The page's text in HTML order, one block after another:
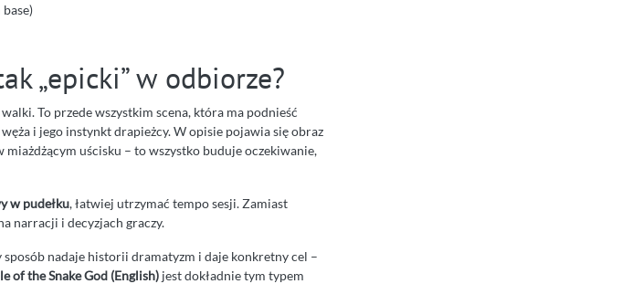
„epicki” w odbiorze?
To przede wszystkim scena, która ma podnieść
i jego instynkt drapieżcy. W opisie pojawia się obraz
uścisku – to wszystko buduje oczekiwanie,
w pudełku, łatwiej utrzymać tempo sesji. Zamiast
narracji i decyzjach graczy.
nadaje historii dramatyzm i daje konkretny cel –
of the Snake God (English) jest dokładnie tym typem